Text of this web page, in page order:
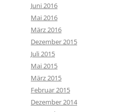
Juni 2016
Mai 2016
März 2016
Dezember 2015
Juli 2015
Mai 2015
März 2015
Februar 2015
Dezember 2014